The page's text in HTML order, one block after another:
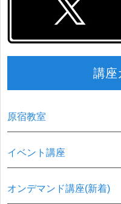
講座
原宿教室
イベント講座
オンデマンド講座(新着)